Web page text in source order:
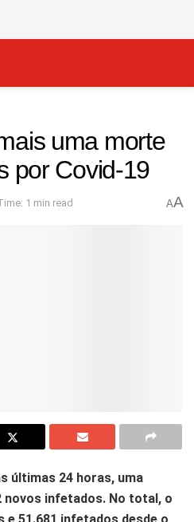
uma morte
por Covid-19
1 min read AA
últimas 24 horas, uma
novos infetados. No total, o